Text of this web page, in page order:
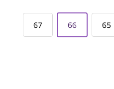
65
66
67